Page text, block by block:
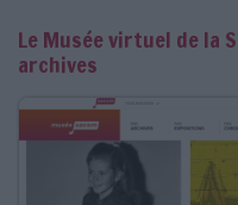
LES NEWSLETTERS
LES GUIDES PRATIQUES
LES BASES DE DONNÉES
L'ESPACE EMPLOI
Le Musée virtuel de la
archives